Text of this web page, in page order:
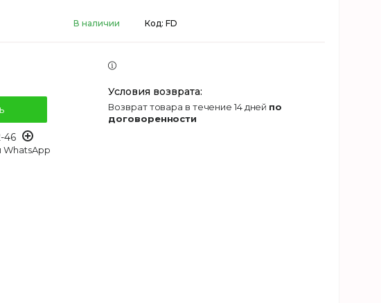
В наличии Код: FD
46
WhatsApp
возврат товара в течение 14 дней по
договоренности